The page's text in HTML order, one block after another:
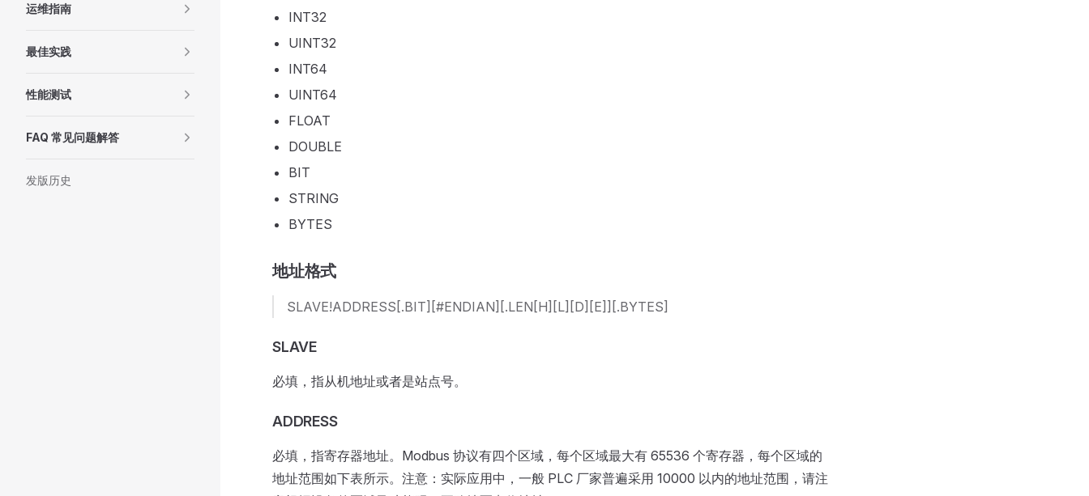
运维指南
最佳实践
性能测试
FAQ 常见问题解答
发版历史
INT32
UINT32
INT64
UINT64
FLOAT
DOUBLE
BIT
STRING
BYTES
地址格式
SLAVE!ADDRESS[.BIT][#ENDIAN][.LEN[H][L][D][E]][.BYTES]
SLAVE
必填，指从机地址或者是站点号。
ADDRESS
必填，指寄存器地址。Modbus 协议有四个区域，每个区域最大有 65536 个寄存器，每个区域的
地址范围如下表所示。注意：实际应用中，一般 PLC 厂家普遍采用 10000 以内的地址范围，请注